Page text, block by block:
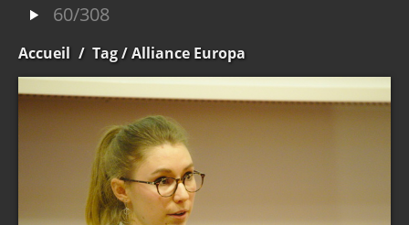
60/308
Accueil / Tag/ Alliance Europa